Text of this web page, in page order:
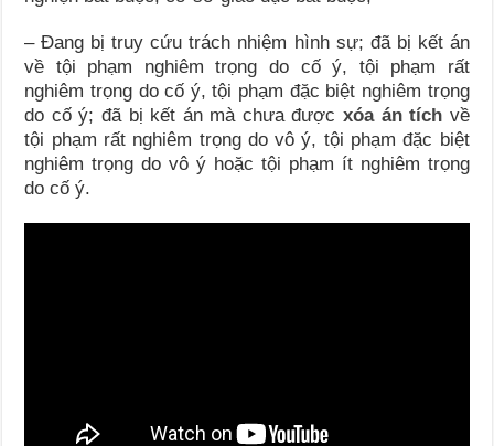
– Đang bị truy cứu trách nhiệm hình sự; đã bị kết án
về tội phạm nghiêm trọng do cố ý, tội phạm rất
nghiêm trọng do cố ý, tội phạm đặc biệt nghiêm trọng
do cố ý; đã bị kết án mà chưa đượcxóa án tích về
tội phạm rất nghiêm trọng do vô ý, tội phạm đặc biệt
nghiêm trọng do vô ý hoặc tội phạm ít nghiêm trọng
do cố ý.